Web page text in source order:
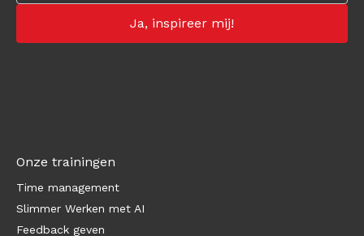
Onze trainingen
Time management
Slimmer Werken met AI
Feedback geven